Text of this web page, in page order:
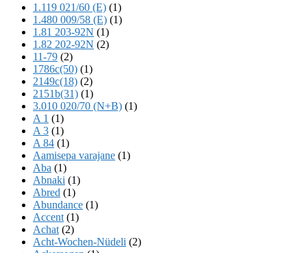
1.119 021/60 (E) (1)
1.480 009/58 (E) (1)
1.81 203-92N (1)
1.82 202-92N (2)
11-79 (2)
1786c(50) (1)
2149c(18) (2)
2151b(31) (1)
3.010 020/70 (N+B) (1)
A 1 (1)
A 3 (1)
A 84 (1)
Aamisepa varajane (1)
Aba (1)
Abnaki (1)
Abred (1)
Abundance (1)
Accent (1)
Achat (2)
Acht-Wochen-Nüdeli (2)